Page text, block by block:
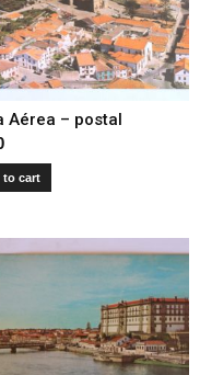
Aérea – postal
to cart